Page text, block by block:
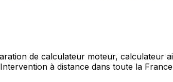
de calculateur moteur, calculateur
à distance dans toute la